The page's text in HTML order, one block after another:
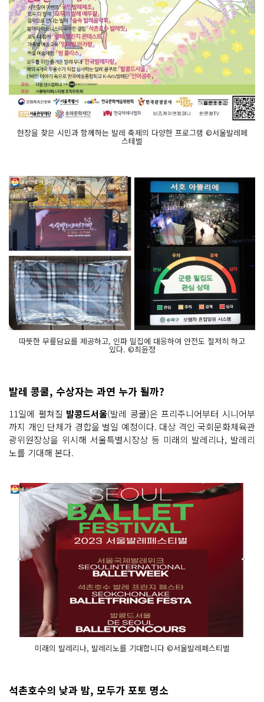
현장을 찾은 시민과 함께하는 발레 축제의 다양한 프로그램 ©서울발레페
스테벌
따뜻한 무릎담요를 제공하고, 인파 밀집에 대응하여 안전도 철저히 하고
있다. ©최윤정
발레 콩쿨, 수상자는 과연 누가 될까?
11일에 펼쳐질 발콩드서울(발레 콩쿨)은 프리주니어부터 시니어부
까지 개인 단체가 경합을 벌일 예정이다. 대상 격인 국회문화체육관
광위원장상을 위시해 서울특별시장상 등 미래의 발레리나, 발레리
노를 기대해 본다.
미래의 발레리나, 발레리노를 기대합니다 ©서울발레페스티벌
석촌호수의 낮과 밤, 모두가 포토 명소